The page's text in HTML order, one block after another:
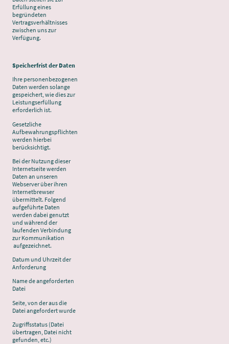
Erfüllung eines
begründeten
Vertragsverhältnisses
zwischen uns zur
Verfügung.
Speicherfrist der Daten
Ihre personenbezogenen
Daten werden solange
gespeichert, wie dies zur
Leistungserfüllung
erforderlich ist.
Gesetzliche
Aufbewahrungspflichten
werden hierbei
berücksichtigt.
Bei der Nutzung dieser
Internetseite werden
Daten an unseren
Webserver über ihren
Internetbrewser
übermittelt. Folgend
aufgeführte Daten
werden dabei genutzt
und während der
laufenden Verbindung
zur Kommunikation
aufgezeichnet.
Datum und Uhrzeit der
Anforderung
Name de angeforderten
Datei
Seite, von der aus die
Datei angefordert wurde
Zugriffsstatus (Datei
übertragen, Datei nicht
gefunden, etc.)